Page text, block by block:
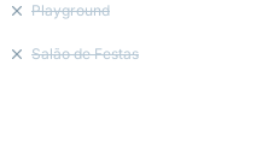
Playground
Salão de Festas